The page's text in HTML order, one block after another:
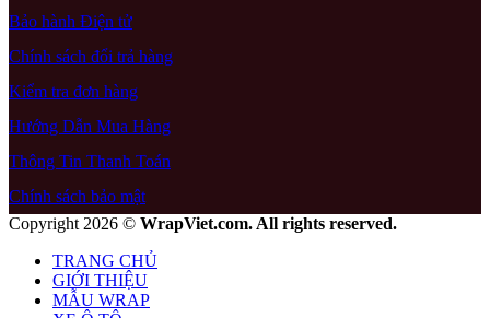
Bảo hành Điện tử
Chính sách đổi trả hàng
Kiểm tra đơn hàng
Hướng Dẫn Mua Hàng
Thông Tin Thanh Toán
Chính sách bảo mật
Copyright 2026 © WrapViet.com. All rights reserved.
TRANG CHỦ
GIỚI THIỆU
MẪU WRAP